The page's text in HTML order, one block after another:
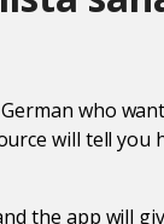
who
will tell you
the app will